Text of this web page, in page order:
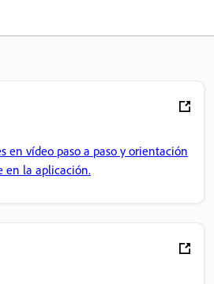
en vídeo paso a paso y orientación
en la aplicación.